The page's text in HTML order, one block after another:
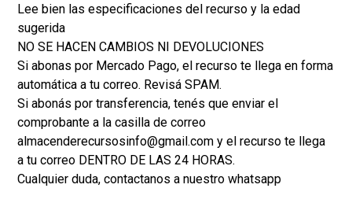
Lee bien las especificaciones del recurso y la edad
sugerida
NO SE HACEN CAMBIOS NI DEVOLUCIONES
Si abonas por Mercado Pago, el recurso te llega en forma
automática a tu correo. Revisá SPAM.
Si abonás por transferencia, tenés que enviar el
comprobante a la casilla de correo
almacenderecursosinfo@gmail.com y el recurso te llega
a tu correo DENTRO DE LAS 24 HORAS.
Cualquier duda, contactanos a nuestro whatsapp